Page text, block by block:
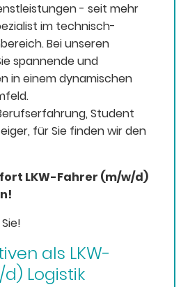
- seit mehr
im technisch-
Bei unseren
spannende und
in einem dynamischen
Student
für Sie finden wir den
LKW-Fahrer (m/w/d)
als LKW-
Logistik